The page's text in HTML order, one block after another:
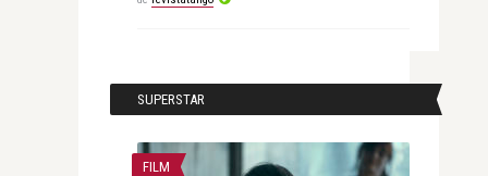
SUPERSTAR
FILM